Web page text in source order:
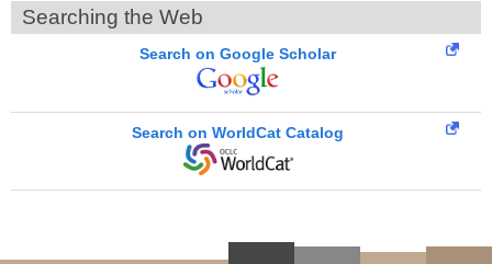
Searching the Web
Search on Google Scholar
Search on WorldCat Catalog